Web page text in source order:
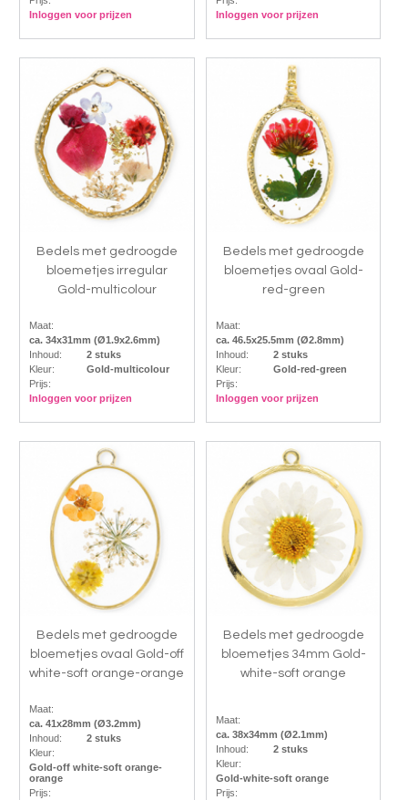
Inloggen voor prijzen
Inloggen voor prijzen
Bedels met gedroogde
bloemetjes irregular
Gold-multicolour
Maat:
ca. 34x31mm (Ø1.9x2.6mm)
Inhoud:
2 stuks
Kleur:
Gold-multicolour
Prijs:
Inloggen voor prijzen
Bedels met gedroogde
bloemetjes ovaal Gold-
red-green
Maat:
ca. 46.5x25.5mm (Ø2.8mm)
Inhoud:
2 stuks
Kleur:
Gold-red-green
Prijs:
Inloggen voor prijzen
Bedels met gedroogde
bloemetjes ovaal Gold-off
white-soft orange-orange
Maat:
ca. 41x28mm (Ø3.2mm)
Inhoud:
2 stuks
Kleur:
Gold-off white-soft orange-
orange
Prijs:
Bedels met gedroogde
bloemetjes 34mm Gold-
white-soft orange
Maat:
ca. 38x34mm (Ø2.1mm)
Inhoud:
2 stuks
Kleur:
Gold-white-soft orange
Prijs: